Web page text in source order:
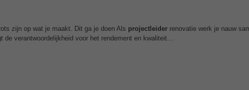
zijn op wat je maakt. Dit ga je doen Als projectleider renovatie werk je nauw
de verantwoordelijkheid voor het rendement en kwaliteit...